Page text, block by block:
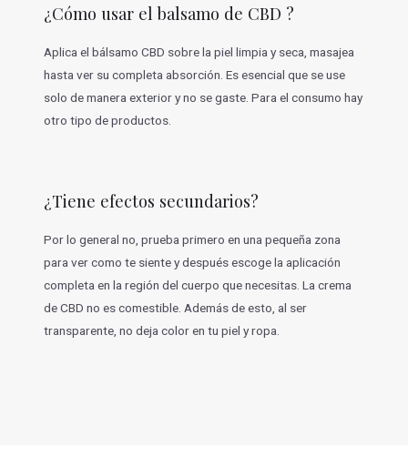
¿Cómo usar el balsamo de CBD ?
Aplica el bálsamo CBD sobre la piel limpia y seca, masajea
hasta ver su completa absorción. Es esencial que se use
solo de manera exterior y no se gaste. Para el consumo hay
otro tipo de productos.
¿Tiene efectos secundarios?
Por lo general no, prueba primero en una pequeña zona
para ver como te siente y después escoge la aplicación
completa en la región del cuerpo que necesitas. La crema
de CBD no es comestible. Además de esto, al ser
transparente, no deja color en tu piel y ropa.